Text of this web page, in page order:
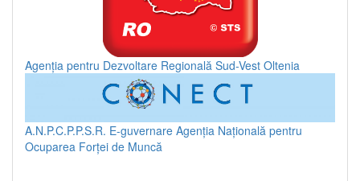
Agenția pentru Dezvoltare Regională Sud-Vest Oltenia
A.N.P.C.P.P.S.R. E-guvernare Agenția Națională pentru
Ocuparea Forței de Muncă